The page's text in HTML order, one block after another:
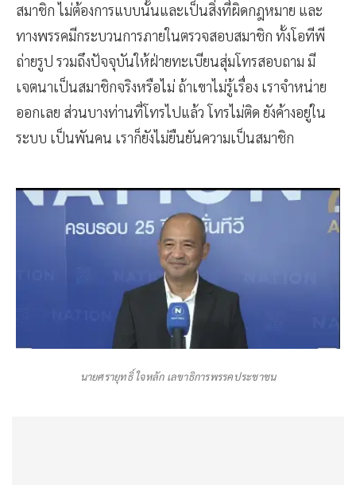
สมาชิก ไม่ต้องการแบบนั้นและเป็นสิ่งที่ผิดกฎหมาย และ
ทางพรรคมีกระบวนการภายในตรวจสอบสมาชิก ทั้งโอทีพี
ถ่ายรูป รวมถึงปัจจุบันให้ฝ่ายทะเบียนสุ่มโทรสอบถาม มี
เจตนาเป็นสมาชิกจริงหรือไม่ ถ้าเขาไม่รู้เรื่อง เราจำหน่าย
ออกเลย ส่วนบางท่านที่โทรไปแล้ว โทรไม่ติด ยังค้างอยู่ใน
ระบบ เป็นพันคน เราก็ยังไม่ยืนยันความเป็นสมาชิก
นายศรายุทธิ์ ใจหลัก เลขาธิการพรรคประชาชน